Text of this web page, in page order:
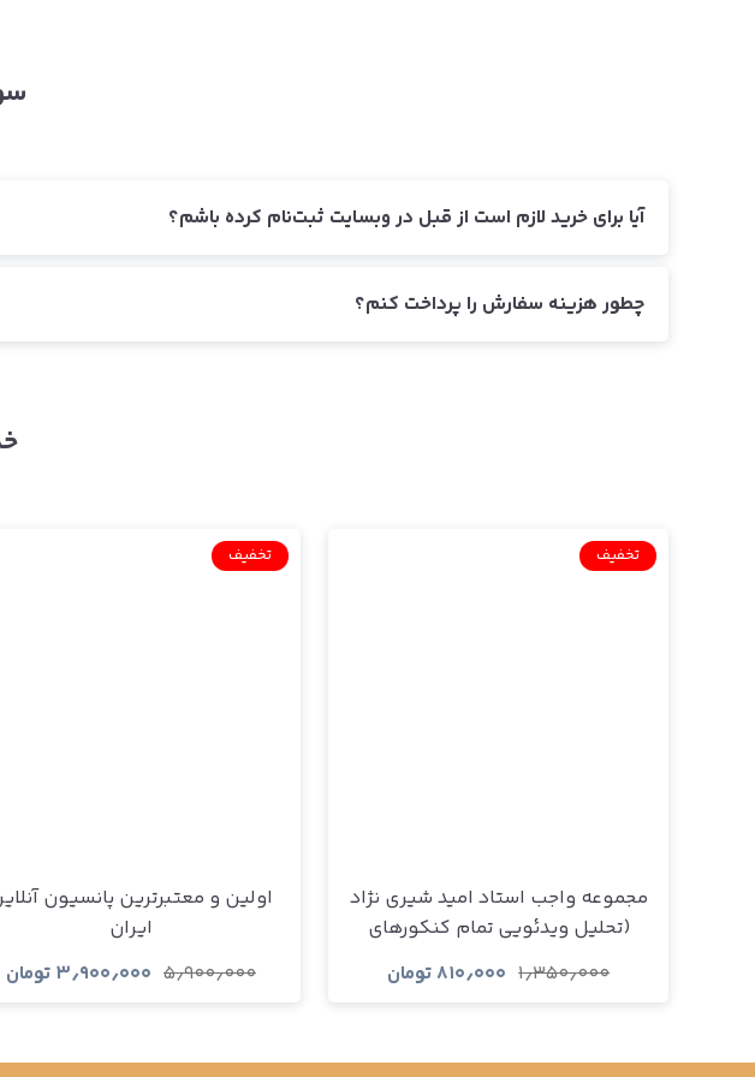
آیا برای خرید لازم است از قبل در وبسایت ثبت‌نام کرده باشم؟
چطور هزینه سفارش را پرداخت کنم؟
تخفیف
مجموعه واجب استاد امید شیری نژاد
(تحلیل ویدئویی تمام کنکورهای
تجربی و ریاضی)
۱٫۳۵۰٫۰۰۰ ۸۱۰٫۰۰۰ تومان
تخفیف
اولین و معتبرترین پانسیون
ایران
۵٫۹۰۰٫۰۰۰ ۳٫۹۰۰٫۰۰۰ تومان